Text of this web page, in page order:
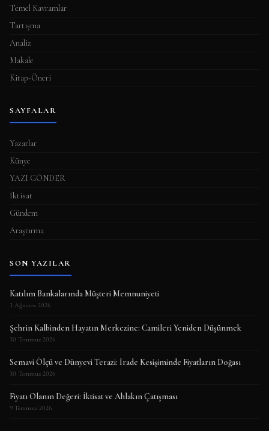
Temel Kavramlar
Tartışma
Analiz
Makale
Kitap-Öneri
SAYFALAR
Yazarlar
Künye
YAZI GÖNDER
İktisat
Gündem
Araştırma
SON YAZILAR
Katılım Bankalarında Müşteri Memnuniyeti
3 Ağustos 2026
Şehrin Kalbinden Hayatın Merkezine: Camileri Yeniden Düşünmek
30 Temmuz 2026
Semavi Ölçü ve Dünyevi Terazi: İrade Kesişiminde Fiyatların Doğası
30 Temmuz 2026
Fiyatı Olanın Değeri: İktisat ve Ahlakın Çatışması
9 Temmuz 2026